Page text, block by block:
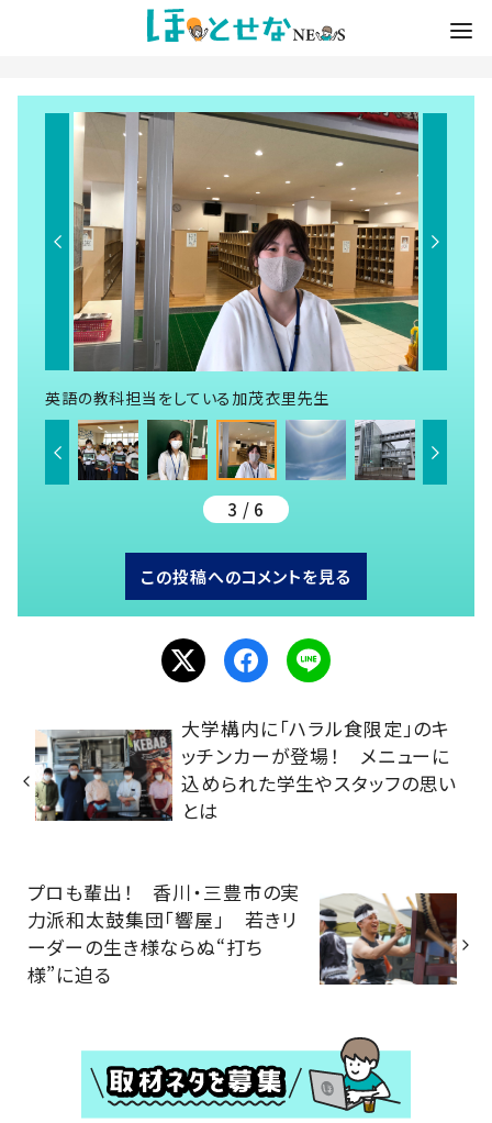
英語の教科担当をしている加茂衣里先生
3 / 6
この投稿へのコメントを見る
大学構内に「ハラル食限定」のキ
ッチンカーが登場！ メニューに
込められた学生やスタッフの思い
とは
プロも輩出！ 香川・三豊市の実
力派和太鼓集団「響屋」 若きリ
ーダーの生き様ならぬ“打ち
様”に迫る